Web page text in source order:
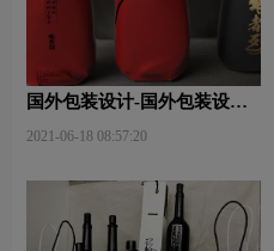
国外包装设计-国外包装设计
2021-06-18 08:57:20